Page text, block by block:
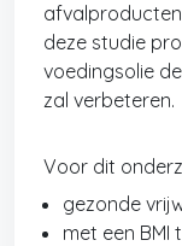
deze studie
voedingsolie
zal verbeteren.
Voor dit
gezonde
met een BMI